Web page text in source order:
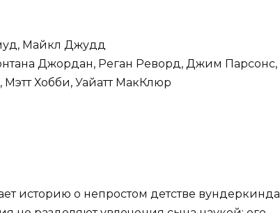
Майкл Джудд
Джордан, Реган Реворд, Джим Парсонс,
Хобби, Уайатт МакКлюр
историю о непростом детстве вундеркинда